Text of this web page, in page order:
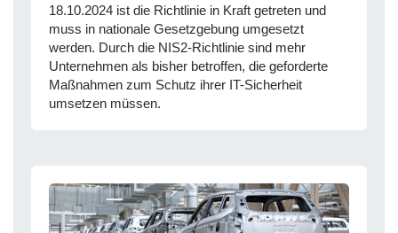
18.10.2024 ist die Richtlinie in Kraft getreten und
muss in nationale Gesetzgebung umgesetzt
werden. Durch die NIS2-Richtlinie sind mehr
Unternehmen als bisher betroffen, die geforderte
Maßnahmen zum Schutz ihrer IT-Sicherheit
umsetzen müssen.